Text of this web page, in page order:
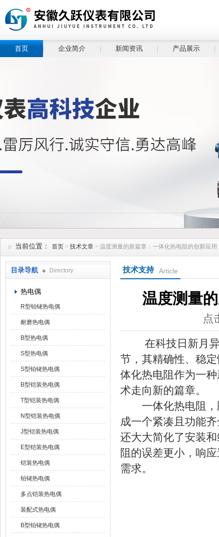
安徽久跃仪表有限公司
首页 企业简介 新闻资讯 产品展示
当前位置： 首页 > 技术文章 > 温度测量的新篇章：一体化热电阻的创新应用
目录导航 Directory
热电偶
R型铂铑热电偶
耐磨热电偶
B型热电偶
S型热电偶
S型铂铑热电偶
B型铠装热电偶
T型铠装热电偶
N型铠装热电偶
J型铠装热电偶
E型铠装热电偶
铠装热电偶
铂铑热电偶
多点铠装热电偶
装配式热电偶
B型铂铑热电偶
技术支持 Article
温度测量
点
在科技日新月异
节，其精确性、稳
体化热电阻作为一
术走向新的篇章。
一体化热电阻，
成一个紧凑且功能
还大大简化了安装
阻的误差更小，响
需求。